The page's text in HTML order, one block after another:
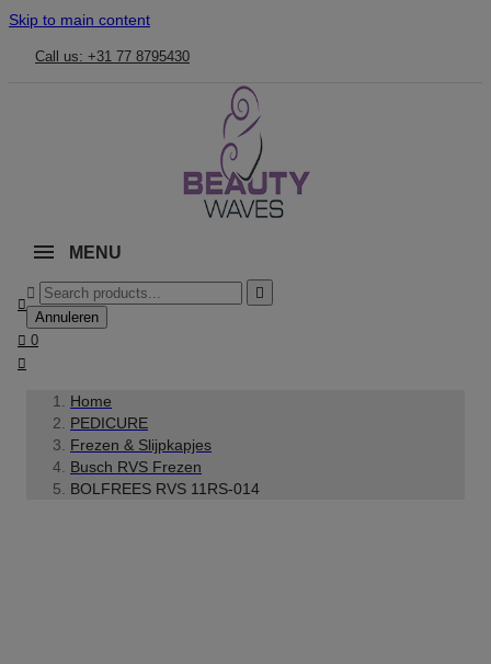
Skip to main content
Call us: +31 77 8795430
MENU



Annuleren
 0

Home
PEDICURE
Frezen & Slijpkapjes
Busch RVS Frezen
BOLFREES RVS 11RS-014